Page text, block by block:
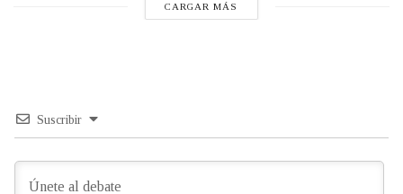
CARGAR MÁS
Suscribir